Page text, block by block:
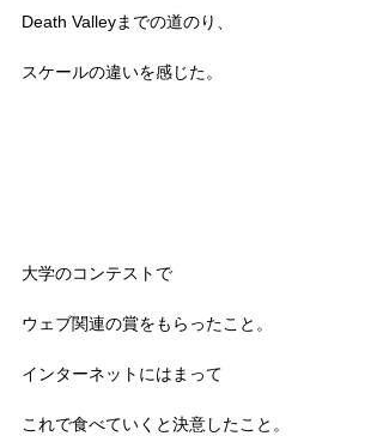
Death Valleyまでの道のり、
スケールの違いを感じた。
大学のコンテストで
ウェブ関連の賞をもらったこと。
インターネットにはまって
これで食べていくと決意したこと。